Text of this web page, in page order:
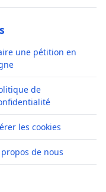
une pétition en
de
les cookies
de nous